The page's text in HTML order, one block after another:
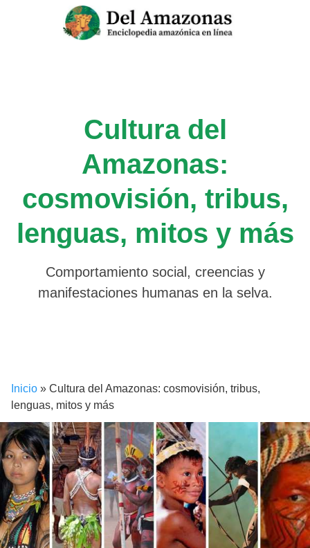
Cultura del
Amazonas:
cosmovisión, tribus,
lenguas, mitos y más
Comportamiento social, creencias y
manifestaciones humanas en la selva.
Inicio » Cultura del Amazonas: cosmovisión, tribus,
lenguas, mitos y más